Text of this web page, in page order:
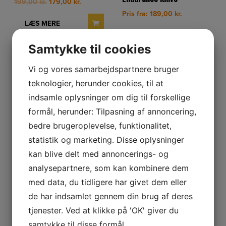
199,00kr.
was:
179,00 kr.
price
LÆS MERE
Pris fra:189,00 kr.
NETPRIS
Loom Kit
229,00kr.Original
price
was:
229,00 kr..
199,00kr. Current
price
is:
199,00 kr..
LÆS MERE
SPAR 13%
Stoptast inkl fjeder
239,00kr. Original
price
239,00 kr..
209,00
LÆS MERE
Samtykke til cookies
Vi og vores samarbejdspartnere bruger
teknologier, herunder cookies, til at
indsamle oplysninger om dig til forskellige
formål, herunder: Tilpasning af annoncering,
bedre brugeroplevelse, funktionalitet,
statistik og marketing. Disse oplysninger
kan blive delt med annoncerings- og
analysepartnere, som kan kombinere dem
med data, du tidligere har givet dem eller
de har indsamlet gennem din brug af deres
tjenester. Ved at klikke på 'OK' giver du